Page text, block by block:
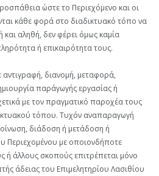
ώστε το Περιεχόμενο και οι
κάθε φορά στο διαδικτυακό τόπο να
και αληθή, δεν φέρει όμως καμία
ή επικαιρότητα τους.
διανομή, μεταφορά,
παράγωγής εργασίας ή
με τον πραγματικό παροχέα τους
τόπου. Τυχόν αναπαραγωγή
διάδοση ή μετάδοση ή
Περιεχομένου με οποιονδήποτε
ή άλλους σκοπούς επιτρέπεται μόνο
άδειας του Επιμελητηρίου Λασιθίου